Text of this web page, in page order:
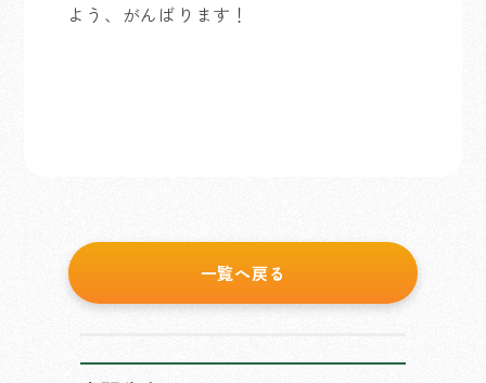
よう、がんばります！
一覧へ戻る